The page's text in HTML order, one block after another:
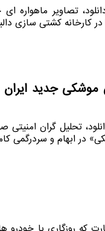
تصاویر
کارخانه کشتی سازی
تحلیل گران
در ابهام و سردرگمی